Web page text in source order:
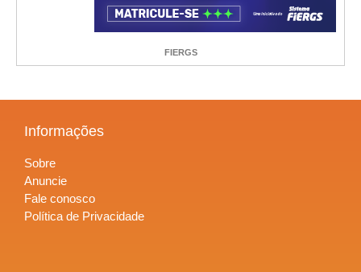
FIERGS
Informações
Sobre
Anuncie
Fale conosco
Política de Privacidade